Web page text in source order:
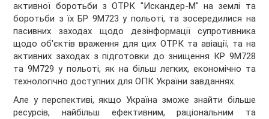
активної боротьби з ОТРК "Искандер-М" на землі та
боротьби з їх БР 9М723 у польоті, та зосередилися на
пасивних заходах щодо дезінформації супротивника
щодо об'єктів враження для цих ОТРК та авіації, та на
активних заходах з підготовки до знищення КР 9М728
та 9М729 у польоті, як на більш легких, економічно та
технологічно доступних для ОПК України завданнях.
Але у перспективі, якщо Україна зможе знайти більше
ресурсів, найбільш ефективним, раціональним та